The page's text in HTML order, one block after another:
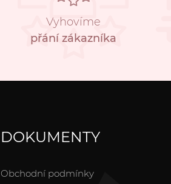
Vyhovíme
přání zákazníka
DOKUMENTY
Obchodní podmínky